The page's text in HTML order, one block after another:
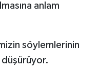
anlam
söylemlerinin
düşürüyor.